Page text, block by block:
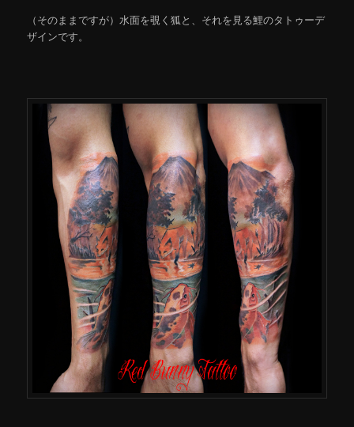
（そのままですが）水面を覗く狐と、それを見る鯉のタトゥーデ
ザインです。